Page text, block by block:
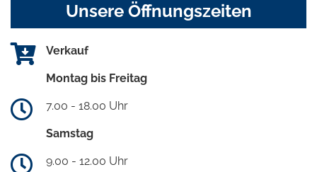
Unsere Öffnungszeiten
Verkauf
Montag bis Freitag
7.00 - 18.00 Uhr
Samstag
9.00 - 12.00 Uhr